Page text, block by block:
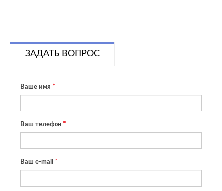
ЗАДАТЬ ВОПРОС
Ваше имя
Ваш телефон
Ваш e-mail